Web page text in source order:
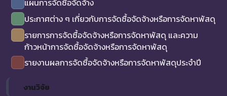
แผนการจัดซื้อจัดจ้าง
ประกาศต่าง ๆ เกี่ยวกับการจัดซื้อจัดจ้างหรือการจัดหาพัสดุ
รายการการจัดซื้อจัดจ้างหรือการจัดหาพัสดุ และความ
ก้าวหน้าการจัดซื้อจัดจ้างหรือการจัดหาพัสดุ
รายงานผลการจัดซื้อจัดจ้างหรือการจัดหาพัสดุประจำปี
งานวิจัย